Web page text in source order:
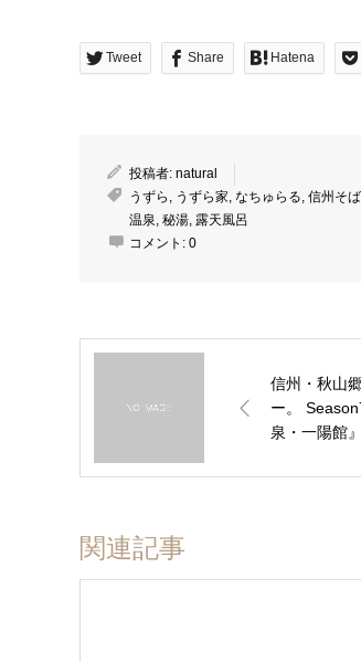
Tweet Share Hatena
投稿者: natural
うずら , うずら家, なちゅらる, 信州そば
温泉, 秘湯, 露天風呂
コメント: 0
信州・秋山
ー。
泉・一陽館』
関連記事